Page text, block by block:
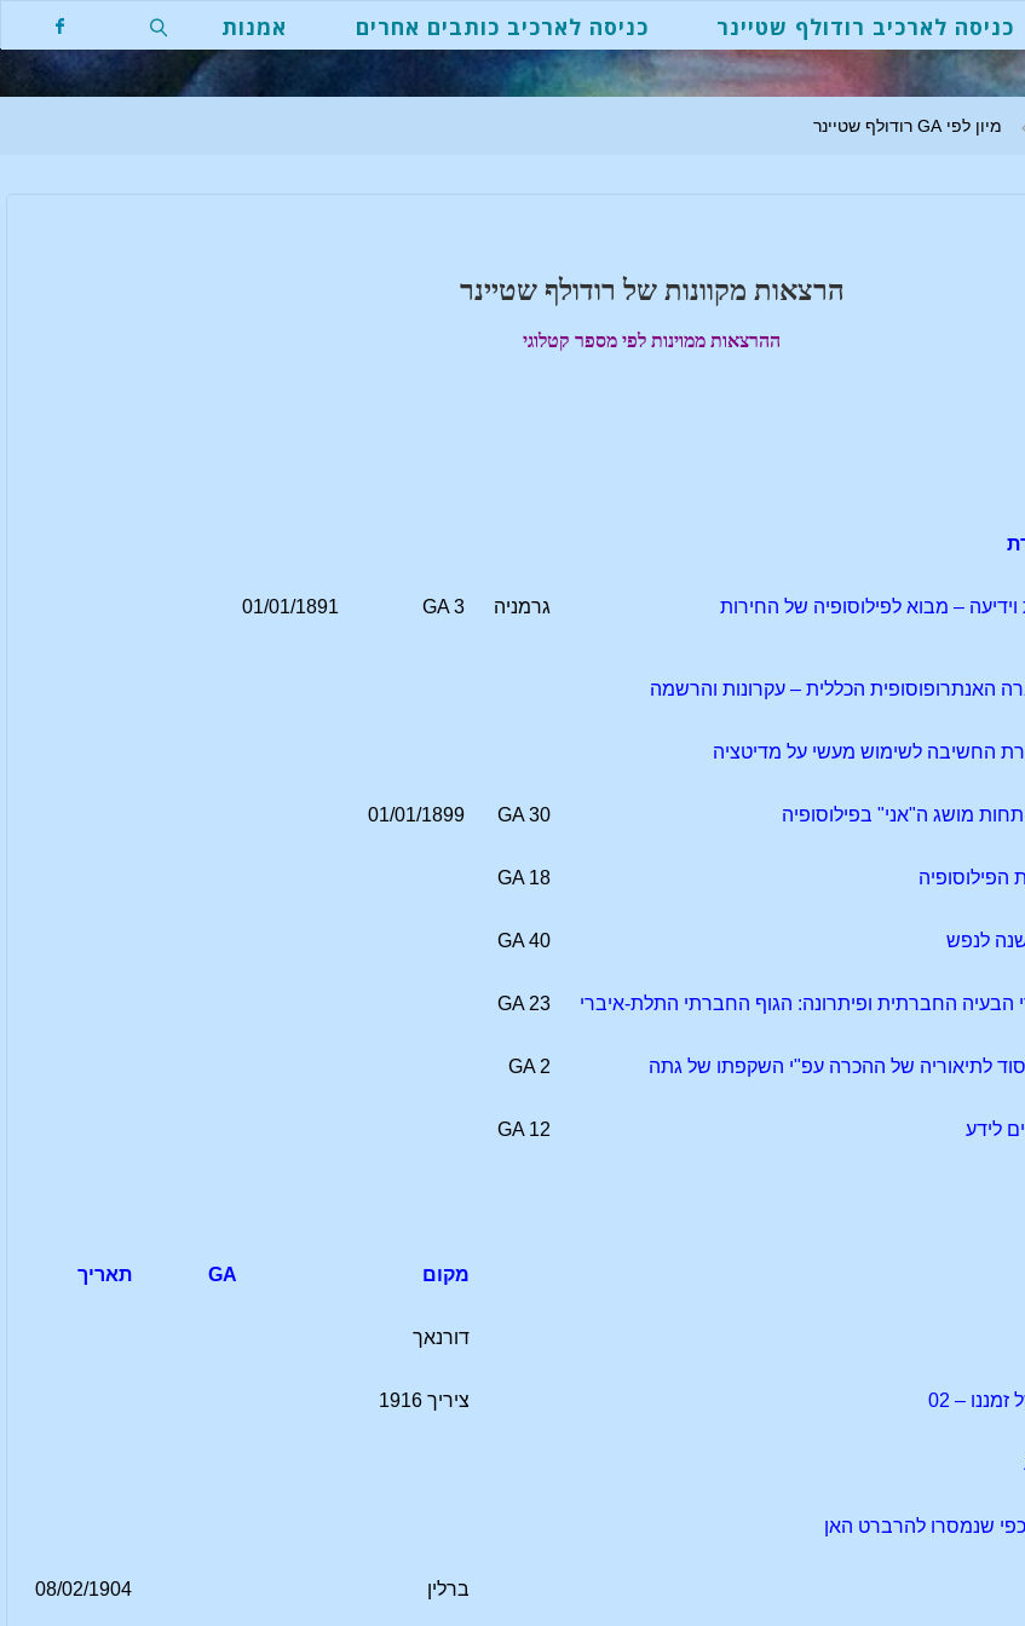
כניסה לארכיב רודולף שטיינר כניסה לארכיב כותבים אחרים
אמנות
חפשו
מיון לפי GA רודולף שטיינר
הרצאות מקוונות של רודולף שטיינר
ההרצאות ממוינות לפי מספר קטלוגי
– מבוא לפילוסופיה של החירות גרמניה GA 3
01/01/1891
האנתרופוסופית הכללית – עקרונות והרשמה
החשיבה לשימוש מעשי על מדיטציה
מושג ה"אני" בפילוסופיה GA 30
01/01/1899
הפילוסופיה GA 18
לנפש GA 40
הבעיה החברתית ופיתרונה: הגוף החברתי התלת-איברי GA 23
יסוד לתיאוריה של ההכרה עפ"י השקפתו של גתה GA 2
לידע GA 12
מקום GA תאריך
דורנאך
– 02 ציריך 1916
ברלין 08/02/1904